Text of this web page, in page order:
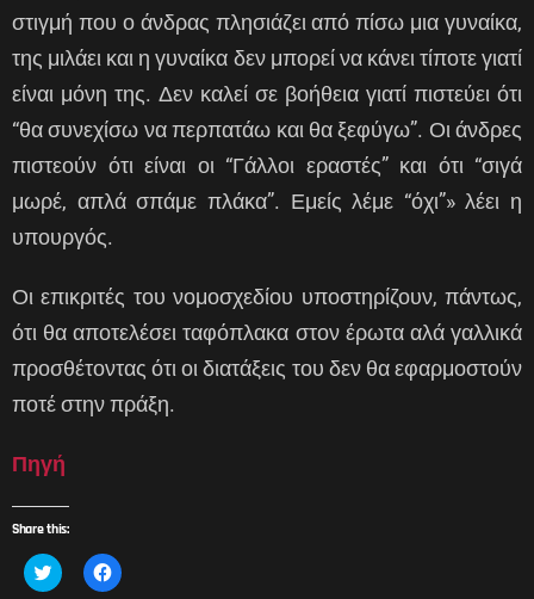
στιγμή που ο άνδρας πλησιάζει από πίσω μια γυναίκα,
της μιλάει και η γυναίκα δεν μπορεί να κάνει τίποτε γιατί
είναι μόνη της. Δεν καλεί σε βοήθεια γιατί πιστεύει ότι
“θα συνεχίσω να περπατάω και θα ξεφύγω”. Οι άνδρες
πιστεούν ότι είναι οι “Γάλλοι εραστές” και ότι “σιγά
μωρέ, απλά σπάμε πλάκα”. Εμείς λέμε “όχι”» λέει η
υπουργός.
Οι επικριτές του νομοσχεδίου υποστηρίζουν, πάντως,
ότι θα αποτελέσει ταφόπλακα στον έρωτα αλά γαλλικά
προσθέτοντας ότι οι διατάξεις του δεν θα εφαρμοστούν
ποτέ στην πράξη.
Πηγή
Share this:
Κ
λ
Π
α